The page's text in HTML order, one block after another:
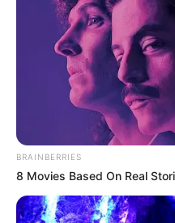
BRAINBERRIES
8 Movies Based On Real